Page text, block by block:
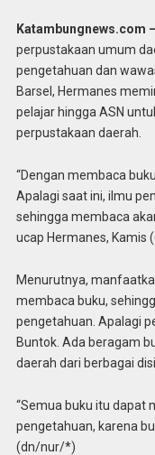
Katambungnews.com –
perpustakaan umum
pengetahuan dan
Barsel, Hermanes
pelajar hingga ASN
perpustakaan daerah.
“Dengan membaca
Apalagi saat ini, ilmu
sehingga membaca
ucap Hermanes, Kamis
Menurutnya,
membaca buku,
pengetahuan. Apalagi
Buntok. Ada beragam
daerah dari berbagai
“Semua buku itu dapat
pengetahuan, karena
(dn/nur/*)